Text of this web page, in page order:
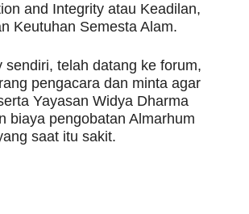
and Integrity atau Keadilan,
Keutuhan Semesta Alam.
sendiri, telah datang ke forum,
pengacara dan minta agar
Yayasan Widya Dharma
biaya pengobatan Almarhum
saat itu sakit.